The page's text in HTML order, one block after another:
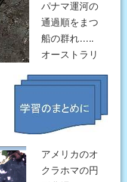
パナマ運河の
通過順をまつ
船の群れ…..
オーストラリ
アメリカのオ
クラホマの円